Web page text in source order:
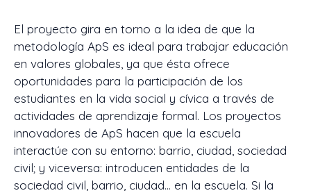
El proyecto gira en torno a la idea de que la
metodología ApS es ideal para trabajar educación
en valores globales, ya que ésta ofrece
oportunidades para la participación de los
estudiantes en la vida social y cívica a través de
actividades de aprendizaje formal. Los proyectos
innovadores de ApS hacen que la escuela
interactúe con su entorno: barrio, ciudad, sociedad
civil; y viceversa: introducen entidades de la
sociedad civil, barrio, ciudad… en la escuela. Si la